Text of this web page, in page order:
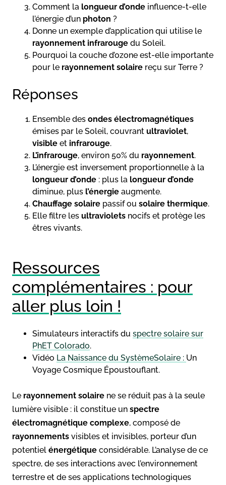
Comment la longueur d’onde influence-t-elle
l’énergie d’un photon ?
Donne un exemple d’application qui utilise le
rayonnement infrarouge du Soleil.
Pourquoi la couche d’ozone est-elle importante
pour le rayonnement solaire reçu sur Terre ?
Réponses
Ensemble des ondes électromagnétiques
émises par le Soleil, couvrant ultraviolet,
visible et infrarouge.
L’infrarouge, environ 50% du rayonnement.
L’énergie est inversement proportionnelle à la
longueur d’onde : plus la longueur d’onde
diminue, plus l’énergie augmente.
Chauffage solaire passif ou solaire thermique.
Elle filtre les ultraviolets nocifs et protège les
êtres vivants.
Ressources
complémentaires : pour
aller plus loin !
Simulateurs interactifs du spectre solaire sur
PhET Colorado.
Vidéo La Naissance du SystèmeSolaire : Un
Voyage Cosmique Époustouflant.
Le rayonnement solaire ne se réduit pas à la seule
lumière visible : il constitue un spectre
électromagnétique complexe, composé de
rayonnements visibles et invisibles, porteur d’un
potentiel énergétique considérable. L’analyse de ce
spectre, de ses interactions avec l’environnement
terrestre et de ses applications technologiques